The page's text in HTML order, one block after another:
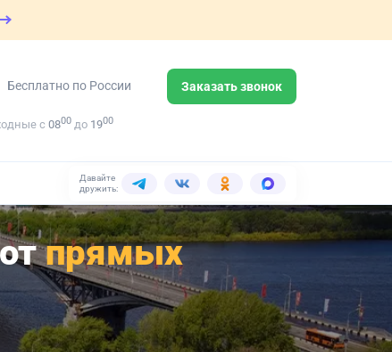
Бесплатно по России Заказать звонок
с 0800 до 1900
Давайте
дружить:
прямых